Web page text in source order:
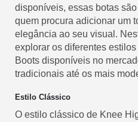
disponíveis, essas botas
quem procura adicionar um
elegância ao seu visual.
explorar os diferentes
Boots disponíveis no
tradicionais até os mais
Estilo Clássico
O estilo clássico de Knee